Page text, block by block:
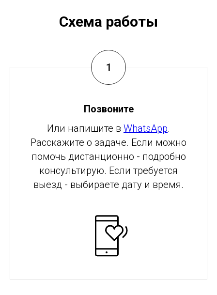
Схема работы
Позвоните
Или напишите в WhatsApp.
Расскажите о задаче. Если можно
помочь дистанционно - подробно
консультирую. Если требуется
выезд - выбираете дату и время.